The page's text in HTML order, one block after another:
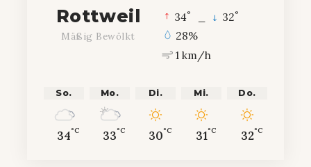
Rottweil
Mäßig Bewölkt
34° 32°
28%
1 km/h
So.
34°C
Mo.
33°C
Di.
30°C
Mi.
31°C
Do.
32°C